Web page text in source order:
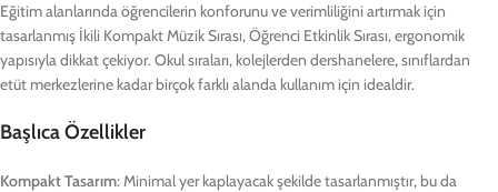
Eğitim alanlarında öğrencilerin konforunu ve verimliliğini artırmak için
tasarlanmış İkili Kompakt Müzik Sırası, Öğrenci Etkinlik Sırası, ergonomik
yapısıyla dikkat çekiyor. Okul sıraları, kolejlerden dershanelere, sınıflardan
etüt merkezlerine kadar birçok farklı alanda kullanım için idealdir.
Başlıca Özellikler
Kompakt Tasarım: Minimal yer kaplayacak şekilde tasarlanmıştır, bu da